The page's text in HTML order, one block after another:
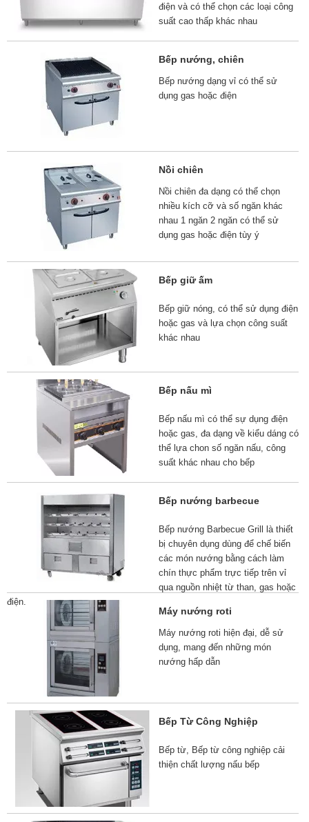
điện và có thể chọn các loại công
suất cao thấp khác nhau
Bếp nướng, chiên
Bếp nướng dạng vỉ có thể sử
dụng gas hoặc điện
Nồi chiên
Nồi chiên đa dạng có thể chọn
nhiều kích cỡ và số ngăn khác
nhau 1 ngăn 2 ngăn có thể sử
dụng gas hoặc điện tùy ý
Bếp giữ ấm
Bếp giữ nóng, có thể sử dụng điện
hoặc gas và lựa chọn công suất
khác nhau
Bếp nấu mì
Bếp nấu mì có thể sự dụng điện
hoặc gas, đa dạng về kiểu dáng có
thể lựa chon số ngăn nấu, công
suất khác nhau cho bếp
Bếp nướng barbecue
Bếp nướng Barbecue Grill là thiết
bị chuyên dụng dùng để chế biến
các món nướng bằng cách làm
chín thực phẩm trực tiếp trên vỉ
qua nguồn nhiệt từ than, gas hoặc
điện.
Máy nướng roti
Máy nướng roti hiện đại, dễ sử
dụng, mang đến những món
nướng hấp dẫn
Bếp Từ Công Nghiệp
Bếp từ, Bếp từ công nghiệp cải
thiện chất lượng nấu bếp